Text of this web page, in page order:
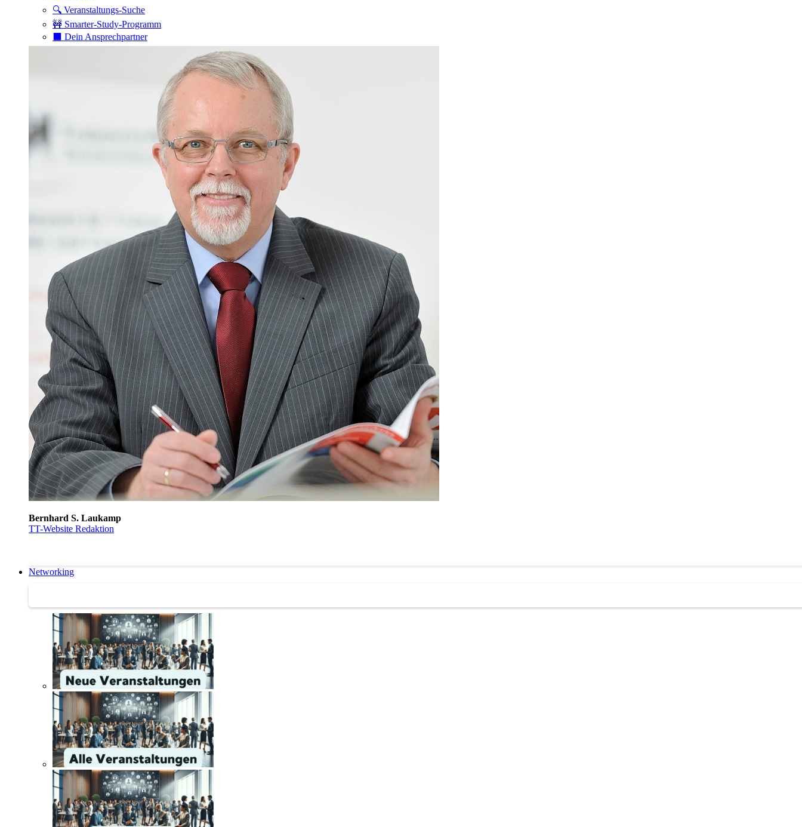
🔍 Veranstaltungs-Suche
🚧 Smarter-Study-Programm
⬛️ Dein Ansprechpartner
Bernhard S. Laukamp
TT-Website Redaktion
Networking